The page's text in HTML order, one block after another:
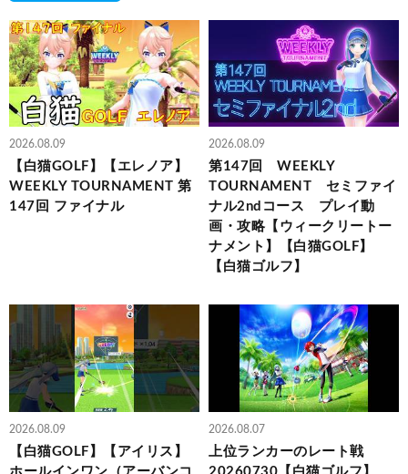
2026.08.09
【白猫GOLF】【エレノア】
WEEKLY TOURNAMENT 第
147回 ファイナル
2026.08.09
第147回 WEEKLY
TOURNAMENT セミファイ
ナル2ndコース プレイ動
画・攻略【ウィークリートー
ナメント】【白猫GOLF】
【白猫ゴルフ】
2026.08.09
【白猫GOLF】【アイリス】
2026.08.07
上位ランカーのレート戦